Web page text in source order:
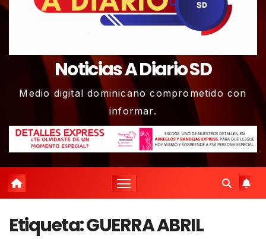
Noticias A Diario SD
Medio digital dominicano comprometido con
informar.
Etiqueta:GUERRA ABRIL